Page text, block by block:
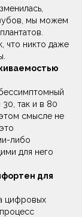
мы можем
что никто даже
так и в 80
смысле не
либо
для него
для
цифровых